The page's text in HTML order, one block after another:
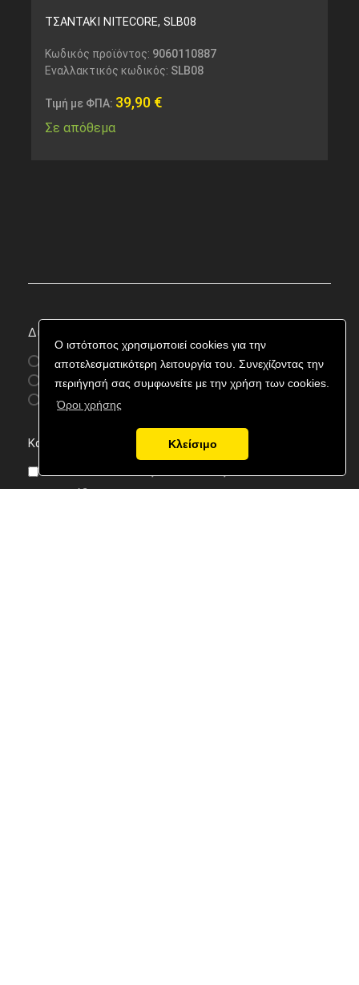
Ο ιστότοπος χρησιμοποιεί cookies για την
αποτελεσματικότερη λειτουργία του. Συνεχίζοντας την
περιήγησή σας συμφωνείτε με την χρήση των cookies.
Όροι χρήσης
Κλείσιμο
ΤΣΑΝΤΑΚΙ NITECORE, SLB08
Κωδικός προϊόντος: 9060110887
Εναλλακτικός κωδικός: SLB08
Τιμή με ΦΠΑ: 39,90 €
Σε απόθεμα
Διαθεσιμότητα
Διαθέσιμα
Μη Διαθέσιμα
Αναμενόμενα
Κατηγορία
Σακίδια